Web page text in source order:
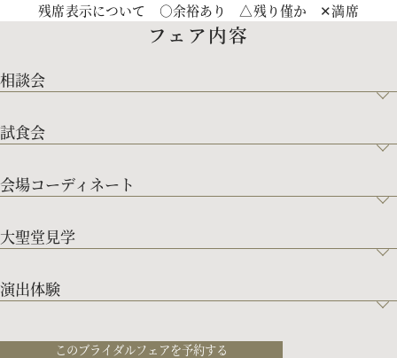
残席表示について ○余裕あり △残り僅か ✕満席
フェア内容
相談会
試食会
会場コーディネート
大聖堂見学
演出体験
このブライダルフェアを予約する